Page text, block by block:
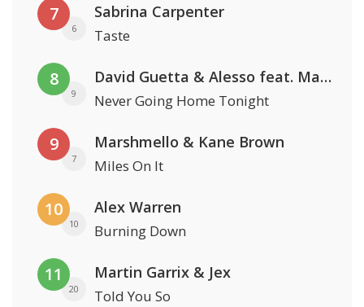
7
6
Sabrina Carpenter
Taste
8
9
David Guetta & Alesso feat. Madison Love
Never Going Home Tonight
9
7
Marshmello & Kane Brown
Miles On It
10
10
Alex Warren
Burning Down
11
20
Martin Garrix & Jex
Told You So